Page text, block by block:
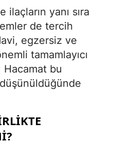
yanı sıra
de tercih
egzersiz ve
tamamlayıcı
Hacamat bu